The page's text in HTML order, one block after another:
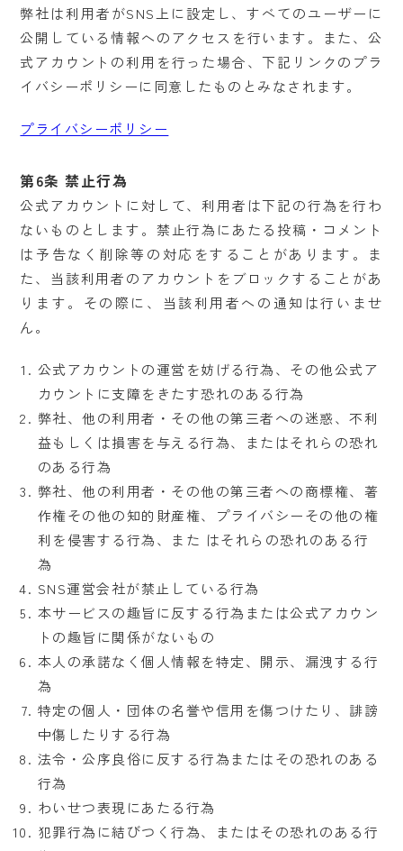
弊社は利用者がSNS上に設定し、すべてのユーザーに
公開している情報へのアクセスを行います。また、公
式アカウントの利用を行った場合、下記リンクのプラ
イバシーポリシーに同意したものとみなされます。
プライバシーポリシー
第6条 禁止行為
公式アカウントに対して、利用者は下記の行為を行わ
ないものとします。禁止行為にあたる投稿・コメント
は予告なく削除等の対応をすることがあります。ま
た、当該利用者のアカウントをブロックすることがあ
ります。その際に、当該利用者への通知は行いませ
ん。
公式アカウントの運営を妨げる行為、その他公式ア
カウントに支障をきたす恐れのある行為
弊社、他の利用者・その他の第三者への迷惑、不利
益もしくは損害を与える行為、またはそれらの恐れ
のある行為
弊社、他の利用者・その他の第三者への商標権、著
作権その他の知的財産権、プライバシーその他の権
利を侵害する行為、また はそれらの恐れのある行
為
SNS運営会社が禁止している行為
本サービスの趣旨に反する行為または公式アカウン
トの趣旨に関係がないもの
本人の承諾なく個人情報を特定、開示、漏洩する行
為
特定の個人・団体の名誉や信用を傷つけたり、誹謗
中傷したりする行為
法令・公序良俗に反する行為またはその恐れのある
行為
わいせつ表現にあたる行為
犯罪行為に結びつく行為、またはその恐れのある行